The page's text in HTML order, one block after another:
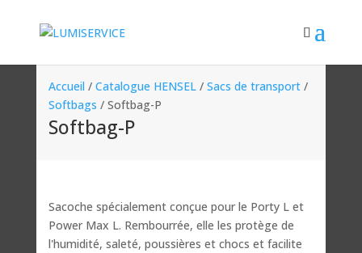
Accueil / Catalogue HENSEL/ Sacs de transport/
Softbags / Softbag-P
Softbag-P
Sacoche spécialement conçue pour le Porty L et
Power Max L. Rembourrée, elle les protège de
l'humidité, saleté, poussières et chocs et facilite